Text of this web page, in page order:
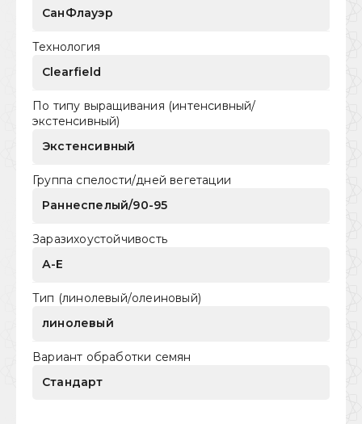
СанФлауэр
Технология
Clearfield
По типу выращивания (интенсивный/
экстенсивный)
Экстенсивный
Группа спелости/дней вегетации
Раннеспелый/90-95
Заразихоустойчивость
А-Е
Тип (линолевый/олеиновый)
линолевый
Вариант обработки семян
Стандарт